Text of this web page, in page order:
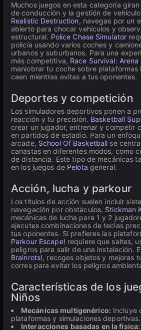
Muchos juegos en esta categoría
de conducción y la gestión de
Realistic Destruction, navegas por un
abierto para chocar vehículos y
estructural. Police Chase Simulator
policía usando varios coches y
urbanos y suburbanos. Para una
más competitiva, Race Survival: Arena
maniobrar tu coche sobre plataformas
caen mientras evitas a tus oponentes.
Deportes y competición
Los simuladores deportivos ponen a
reacción y tu precisión. Basketball
crear un jugador, entrenar y competir
en partidos de estadio. Para un
arcade, School Of Basketball se
canastas en diferentes modos, como
de distancia. Este tipo de mecánicas
en los juegos de Pelota general.
Acción, lucha y parkour
Los títulos de acción suelen incluir
navegación por obstáculos. Stickman
mecánicas de lucha para 1 y 2
ejecutes combinaciones de teclas
tus oponentes. Si prefieres las
Parkour Escape! requiere que saltes,
peligros para salir de una instalación.
Brainrots!, recoges objetos y mejoras
corres para evitar los peligros
Características de los
Niños
Mecánicas multigenérico: Incluye
plataformas y simulaciones deportivas.
Interacciones basadas en la física: